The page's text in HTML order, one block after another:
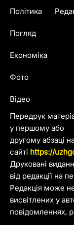
Передрук
у першому або
другому абзаці
сайті https://
Друковані
від редакції на
Редакція може
висвітлених у
повідомленнях,
Політика
Погляд
Економіка
Фото
Відео